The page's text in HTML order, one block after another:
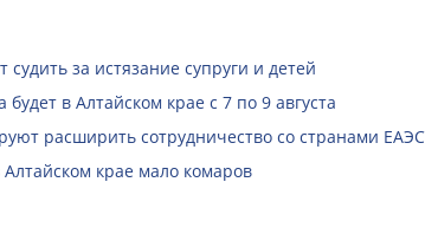
за истязание супруги и детей
будет в Алтайском крае с 7 по 9 августа
расширить сотрудничество со странами ЕАЭС
крае мало комаров